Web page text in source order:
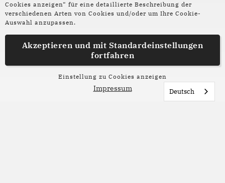
Cookies anzeigen“ für eine detaillierte Beschreibung der
verschiedenen Arten von Cookies und/oder um Ihre Cookie-
Auswahl anzupassen.
Akzeptieren und mit Standardeinstellungen
fortfahren
Einstellung zu Cookies anzeigen
Impressum
Lesezeichen: Angelika
Sinn
In ihren Schreibwerkstätten im Bremer Tagestreff
frauenzimmer hat Autorin Angelika Sinn
wohnungslose Frauen kennengelernt – aus ihren
Geschichten ist das Buch "Keine Bleibe" (Osburg
Deutsch